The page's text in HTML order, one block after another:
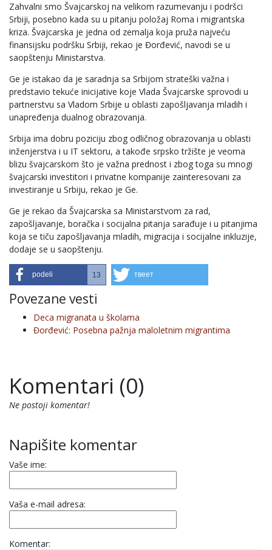
Zahvalni smo Švajcarskoj na velikom razumevanju i podršci
Srbiji, posebno kada su u pitanju položaj Roma i migrantska
kriza. Švajcarska je jedna od zemalja koja pruža najveću
finansijsku podršku Srbiji, rekao je Đorđević, navodi se u
saopštenju Ministarstva.
Ge je istakao da je saradnja sa Srbijom strateški važna i
predstavio tekuće inicijative koje Vlada Švajcarske sprovodi u
partnerstvu sa Vladom Srbije u oblasti zapošljavanja mladih i
unapređenja dualnog obrazovanja.
Srbija ima dobru poziciju zbog odličnog obrazovanja u oblasti
inženjerstva i u IT sektoru, a takođe srpsko tržište je veoma
blizu švajcarskom što je važna prednost i zbog toga su mnogi
švajcarski investitori i privatne kompanije zainteresovani za
investiranje u Srbiju, rekao je Ge.
Ge je rekao da Švajcarska sa Ministarstvom za rad,
zapošljavanje, boračka i socijalna pitanja sarađuje i u pitanjima
koja se tiču zapošljavanja mladih, migracija i socijalne inkluzije,
dodaje se u saopštenju.
podeli 13 твеет
Povezane vesti
Deca migranata u školama
Đorđević: Posebna pažnja maloletnim migrantima
Komentari (0)
Ne postoji komentar!
Napišite komentar
Vaše ime:
Vaša e-mail adresa:
Komentar: